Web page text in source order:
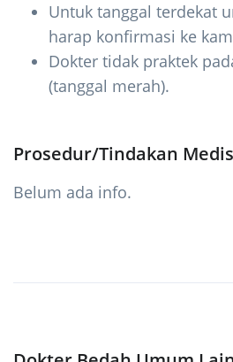
Untuk tanggal terdekat
harap konfirmasi ke
Dokter tidak praktek
(tanggal merah).
Prosedur/Tindakan Medis
Belum ada info.